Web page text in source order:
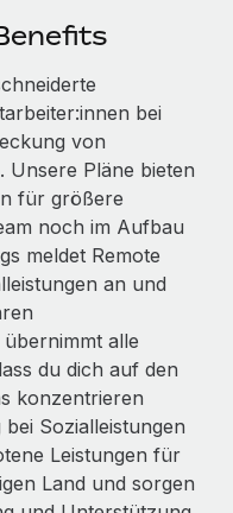
HR & Compliance
von IT-
von
Partnerschaft
Automatisierung
sein Team mit
KI-basierte
zwischen
Contractor
Qualifikationen
bei
von
Pläne bieten
für größere
noch im Aufbau
meldet Remote
an und
alle
du dich auf den
konzentrieren
Sozialleistungen
Leistungen für
Land und sorgen